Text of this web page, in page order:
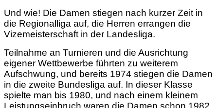
Und wie! Die Damen stiegen nach kurzer Zeit in
die Regionalliga auf, die Herren errangen die
Vizemeisterschaft in der Landesliga.
Teilnahme an Turnieren und die Ausrichtung
eigener Wettbewerbe führten zu weiterem
Aufschwung, und bereits 1974 stiegen die Damen
in die zweite Bundesliga auf. In dieser Klasse
spielte man bis 1980, und nach einem kleinem
Leistungseinbruch waren die Damen schon 1982